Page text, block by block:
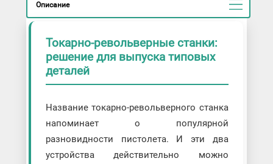
Описание
Токарно-револьверные станки:
решение для выпуска типовых
деталей
Название токарно-револьверного станка
напоминает о популярной
разновидности пистолета. И эти два
устройства действительно можно